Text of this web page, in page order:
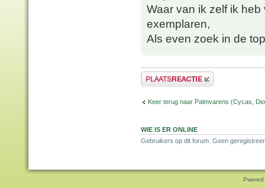
Waar van ik zelf ik
exemplaren,
Als even zoek in de
Plaats een reactie
Keer terug naar Palmvarens (Cycas,
WIE IS ER ONLINE
Gebruikers op dit forum: Geen